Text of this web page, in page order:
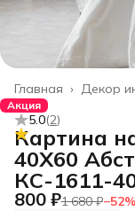
Декор
Главная ›
Акция
5.0(2)
Картина
40Х60
КС-1611-
800 ₽1 680 ₽−52%